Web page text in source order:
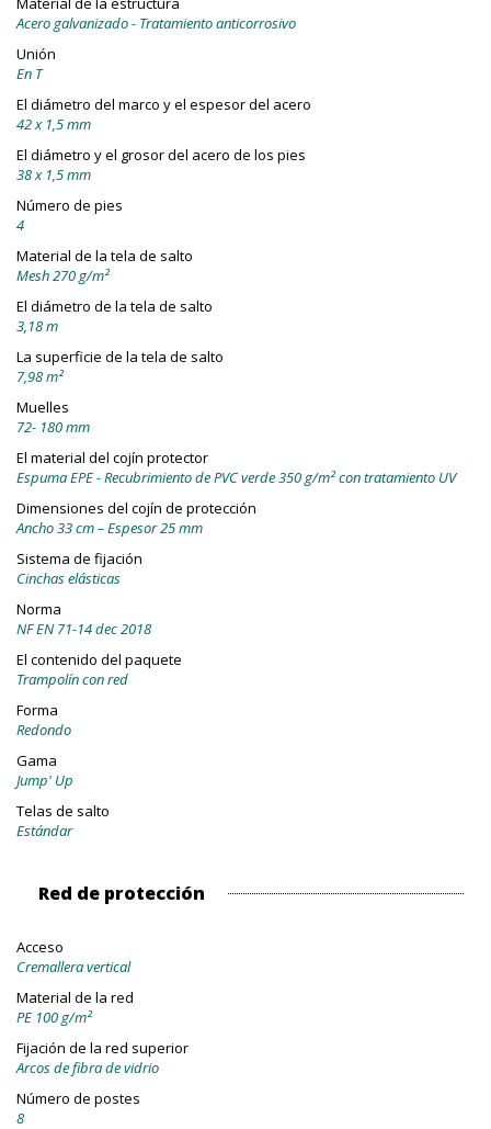
Acero galvanizado - Tratamiento anticorrosivo
Unión
En T
El diámetro del marco y el espesor del acero
42 x 1,5 mm
El diámetro y el grosor del acero de los pies
38 x 1,5 mm
Número de pies
4
Material de la tela de salto
Mesh 270 g/m²
El diámetro de la tela de salto
3,18 m
La superficie de la tela de salto
7,98 m²
Muelles
72- 180 mm
El material del cojín protector
Espuma EPE - Recubrimiento de PVC verde 350 g/m² con tratamiento UV
Dimensiones del cojín de protección
Ancho 33 cm – Espesor 25 mm
Sistema de fijación
Cinchas elásticas
Norma
NF EN 71-14 dec 2018
El contenido del paquete
Trampolín con red
Forma
Redondo
Gama
Jump' Up
Telas de salto
Estándar
Red de protección
Acceso
Cremallera vertical
Material de la red
PE 100 g/m²
Fijación de la red superior
Arcos de fibra de vidrio
Número de postes
8